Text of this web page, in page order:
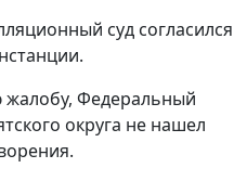
суд согласился
жалобу, Федеральный
округа не нашел